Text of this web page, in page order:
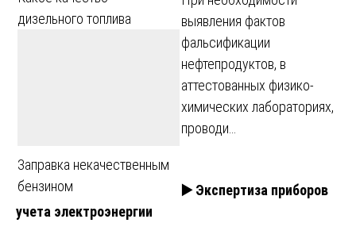
дизельного топлива
Заправка некачественным
бензином
выявления фактов
фальсификации
нефтепродуктов, в
аттестованных физико-
химических лабораториях,
проводи…
▶️ Экспертиза приборов
учета электроэнергии